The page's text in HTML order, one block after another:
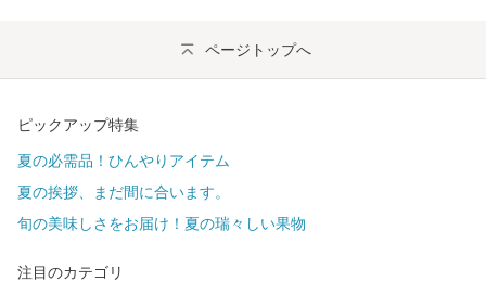
ページトップへ
ピックアップ特集
夏の必需品！ひんやりアイテム
夏の挨拶、まだ間に合います。
旬の美味しさをお届け！夏の瑞々しい果物
注目のカテゴリ